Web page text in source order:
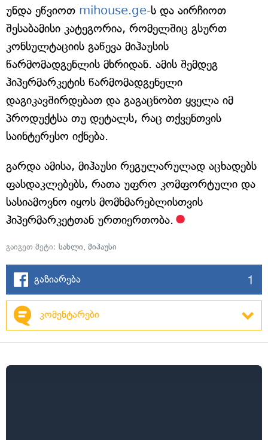
უნდა ეწვიოთ mihouse.ge-ს და აირჩიოთ
შესაბამისი კატეგორია, რომელშიც გსურთ
კონსულტაციის გაწევა მიჰაუსის
წარმომადგენლის მხრიდან. ამის შემდეგ
ჰიპერმარკეტის წარმომადგენელი
დაგიკავშირდებათ და გაგაცნობთ ყველა იმ
პროდუქტსა თუ დეტალს, რაც თქვენთვის
საინტერესო იქნება.
გარდა ამისა, მიჰაუსი რეგულარულად აცხადებს
ფასდაკლებებს, რათა უფრო კომფორტული და
სასიამოვნო იყოს მომხმარებლისთვის
ჰიპერმარკეტთან ურთიერთობა.
გაიგეთ მეტი: სახლი, მიჰაუსი
გაზიარება 1
კომენტარები